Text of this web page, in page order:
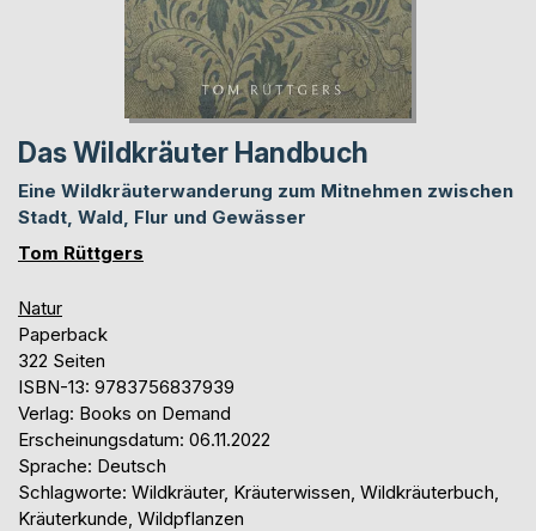
Das Wildkräuter Handbuch
Eine Wildkräuterwanderung zum Mitnehmen zwischen
Stadt, Wald, Flur und Gewässer
Tom Rüttgers
Natur
Paperback
322 Seiten
ISBN-13: 9783756837939
Verlag: Books on Demand
Erscheinungsdatum: 06.11.2022
Sprache: Deutsch
Schlagworte: Wildkräuter, Kräuterwissen, Wildkräuterbuch,
Kräuterkunde, Wildpflanzen